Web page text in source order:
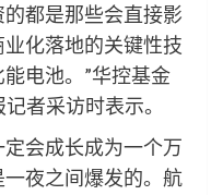
都是那些会直接影
化落地的关键性技
电池。”华控基金
者采访时表示。
会成长成为一个万
夜之间爆发的。航